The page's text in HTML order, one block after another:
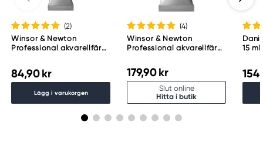
(2)
Winsor & Newton
Professional akvarellfärg
84,90 kr
Lägg i varukorgen
(4)
Winsor & Newton
Professional akvarellfärg
179,90 kr
Slut online
Hitta i butik
15